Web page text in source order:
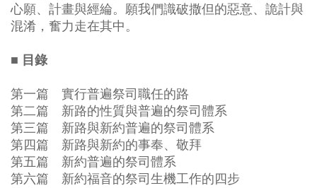
心願、計畫與經綸。願我們識破撒但的惡意、詭計與
混淆，奮力走在其中。
■ 目錄
第一篇 實行普遍祭司職任的路
第二篇 新路的性質與普遍的祭司體系
第三篇 新路與新約普遍的祭司體系
第四篇 新路與新約的事奉、敬拜
第五篇 新約普遍的祭司體系
第六篇 新約福音的祭司生機工作的四步